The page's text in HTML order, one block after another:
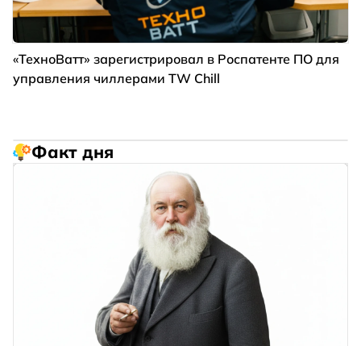
«ТехноВатт» зарегистрировал в Роспатенте ПО для
управления чиллерами TW Chill
Факт дня